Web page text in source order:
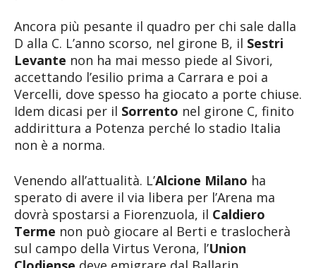
Ancora più pesante il quadro per chi sale dalla
D alla C. L’anno scorso, nel girone B, il Sestri
Levante non ha mai messo piede al Sivori,
accettando l’esilio prima a Carrara e poi a
Vercelli, dove spesso ha giocato a porte chiuse.
Idem dicasi per il Sorrento nel girone C, finito
addirittura a Potenza perché lo stadio Italia
non è a norma.
Venendo all’attualità. L’Alcione Milano ha
sperato di avere il via libera per l’Arena ma
dovrà spostarsi a Fiorenzuola, il Caldiero
Terme non può giocare al Berti e traslocherà
sul campo della Virtus Verona, l’Union